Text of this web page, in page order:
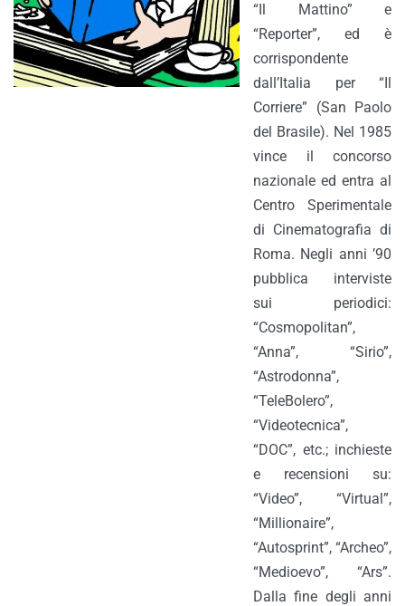
“Il Mattino” e
“Reporter”, ed è
corrispondente
dall’Italia per “Il
Corriere” (San Paolo
del Brasile). Nel 1985
vince il concorso
nazionale ed entra al
Centro Sperimentale
di Cinematografia di
Roma. Negli anni ’90
pubblica interviste
sui periodici:
“Cosmopolitan”,
“Anna”, “Sirio”,
“Astrodonna”,
“TeleBolero”,
“Videotecnica”,
“DOC”, etc.; inchieste
e recensioni su:
“Video”, “Virtual”,
“Millionaire”,
“Autosprint”, “Archeo”,
“Medioevo”, “Ars”.
Dalla fine degli anni